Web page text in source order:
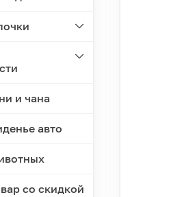
и чана
авто
со скидкой